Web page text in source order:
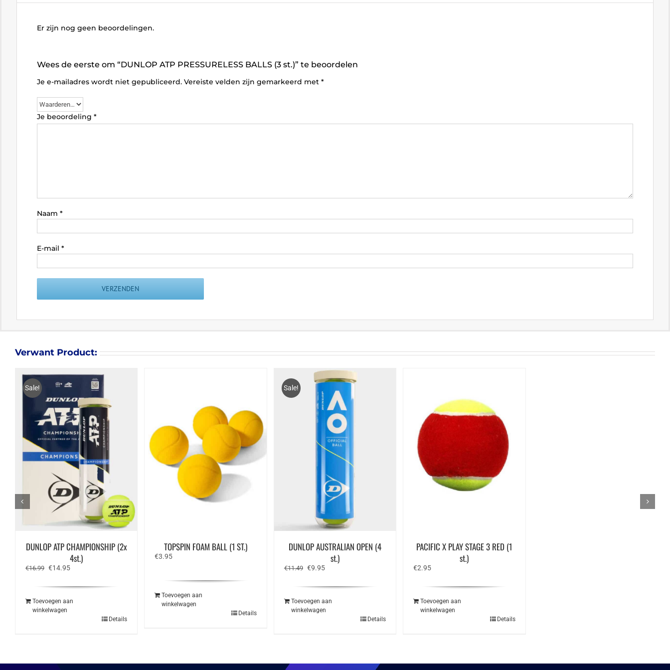
Er zijn nog geen beoordelingen.
Wees de eerste om “DUNLOP ATP PRESSURELESS BALLS (3 st.)” te beoordelen
Je e-mailadres wordt niet gepubliceerd. Vereiste velden zijn gemarkeerd met *
Je beoordeling *
Naam *
E-mail *
Verwant Product:
Sale!
DUNLOP ATP CHAMPIONSHIP (2x
4st.)
€16.99 Oorspronkelijke
€14.95Huidige
Toevoegen aan
winkelwagen
Details
TOPSPIN FOAM BALL (1 ST.)
€3.95
Toevoegen aan
winkelwagen
Details
Sale!
DUNLOP AUSTRALIAN OPEN (4
st.)
€11.49 Oorspronkelijke
€9.95Huidige
Toevoegen aan
winkelwagen
Details
PACIFIC X PLAY STAGE 3 RED (1
st.)
€2.95
Toevoegen aan
winkelwagen
Details